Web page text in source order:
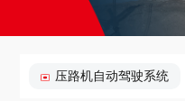
压路机自动驾驶系统